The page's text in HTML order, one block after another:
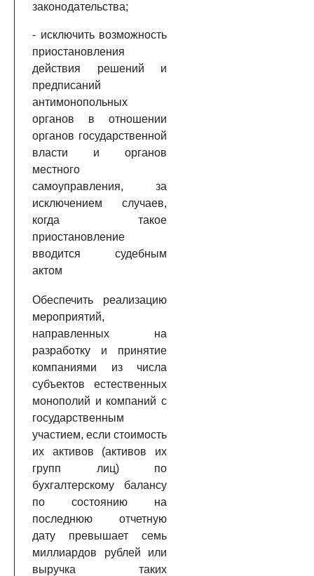
законодательства;
- исключить возможность
приостановления
действия решений и
предписаний
антимонопольных
органов в отношении
органов государственной
власти и органов
местного
самоуправления, за
исключением случаев,
когда такое
приостановление
вводится судебным
актом
Обеспечить реализацию
мероприятий,
направленных на
разработку и принятие
компаниями из числа
субъектов естественных
монополий и компаний с
государственным
участием, если стоимость
их активов (активов их
групп лиц) по
бухгалтерскому балансу
по состоянию на
последнюю отчетную
дату превышает семь
миллиардов рублей или
выручка таких